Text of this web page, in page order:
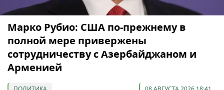
Марко Рубио: США по-прежнему в
полной мере привержены
сотрудничеству с Азербайджаном и
Арменией